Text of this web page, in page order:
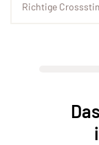
Richtige